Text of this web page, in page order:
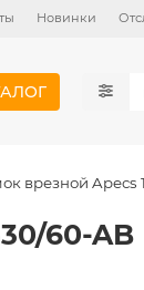
Новинки
врезной Apecs
60-AB